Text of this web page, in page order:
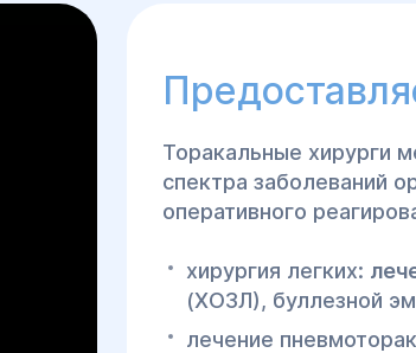
пространство, и
точной
нас для этого доступен
искусственного
— оборудование,
картину состояния
Торакальные хирурги
спектра заболеваний
оперативного
хирургия легких:
(ХОЗЛ), буллезной
лечение